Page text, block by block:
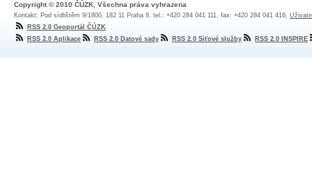
Copyright © 2010 ČÚZK, Všechna práva vyhrazena
Kontakt: Pod sídlištěm 9/1800, 182 11 Praha 8, tel.: +420 284 041 111, fax: +420 284 041 416,
RSS 2.0 Geoportál ČÚZK
RSS 2.0 Aplikace
RSS 2.0 Datové sady RSS 2.0 Síťové služby RSS 2.0 INSPIRE